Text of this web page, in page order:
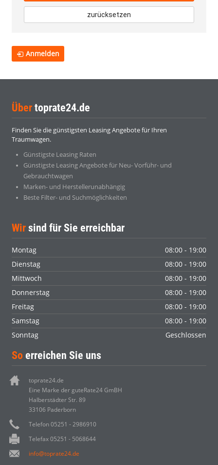
zurücksetzen
Anmelden
Über toprate24.de
Finden Sie die günstigsten Leasing Angebote für Ihren
Traumwagen.
Günstigste Leasing Raten
Günstigste Leasing Angebote für Neu- Vorführ- und
Gebrauchtwagen
Marken- und Herstellerunabhängig
Beste Filter- und Suchmöglichkeiten
Wir sind für Sie erreichbar
Montag
08:00 - 19:00
Dienstag
08:00 - 19:00
Mittwoch
08:00 - 19:00
Donnerstag
08:00 - 19:00
Freitag
08:00 - 19:00
Samstag
08:00 - 19:00
Sonntag
Geschlossen
So erreichen Sie uns
toprate24.de
Eine Marke der guteRate24 GmBH
Halberstädter Str. 89
33106 Paderborn
Telefon 05251 - 2986910
Telefax 05251 - 5068644
info@toprate24.de